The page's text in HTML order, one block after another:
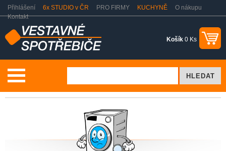
Přihlášení 6x STUDIO v ČR PRO FIRMY KUCHYNĚ
O nákupu
Kontakt
Košík 0 Ks